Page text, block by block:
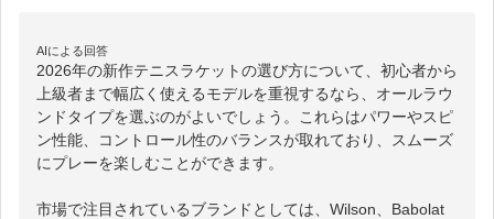
AIによる回答
2026年の新作テニスラケットの選び方について、初心者から
上級者まで幅広く使えるモデルを重視するなら、オールラウ
ンドタイプを選ぶのがよいでしょう。これらはパワーやスピ
ン性能、コントロール性のバランスが取れており、スムーズ
にプレーを楽しむことができます。
市場で注目されているブランドとしては、Wilson、Babolat